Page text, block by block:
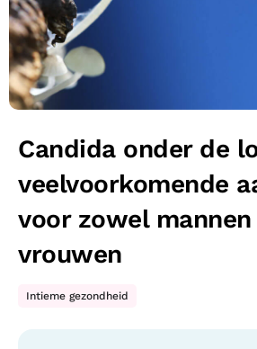
Candida onder de
veelvoorkomende
voor zowel
vrouwen
Intieme gezondheid